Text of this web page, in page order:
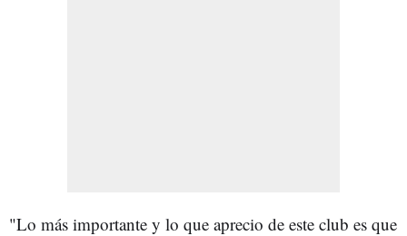
"Lo más importante y lo que aprecio de este club es que